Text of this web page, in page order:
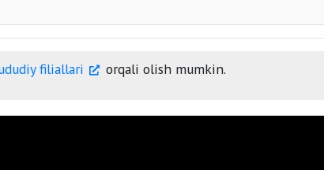
174 mln so‘mdan 240 mln
filiallari orqali olish mumkin.